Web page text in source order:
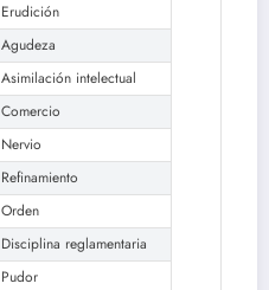
Erudición
Agudeza
Asimilación intelectual
Comercio
Nervio
Refinamiento
Orden
Disciplina reglamentaria
Pudor